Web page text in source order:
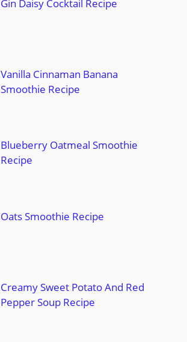
Gin Daisy Cocktail Recipe
Vanilla Cinnaman Banana
Smoothie Recipe
Blueberry Oatmeal Smoothie
Recipe
Oats Smoothie Recipe
Creamy Sweet Potato And Red
Pepper Soup Recipe